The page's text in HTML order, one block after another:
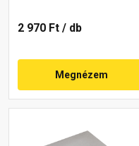
2 970 Ft / db
Megnézem